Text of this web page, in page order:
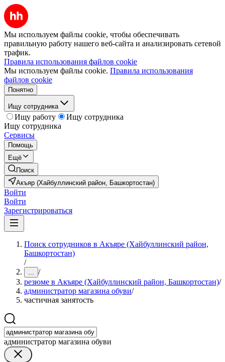
Мы используем файлы cookie, чтобы обеспечивать
правильную работу нашего веб-сайта и анализировать сетевой
трафик.
Правила использования файлов cookie
Мы используем файлы cookie. Правила использования
файлов cookie
Понятно
Ищу сотрудника
Ищу работу
Ищу сотрудника
Ищу сотрудника
Сервисы
Помощь
Ещё
Поиск
Акъяр (Хайбуллинский район, Башкортостан)
Войти
Войти
Зарегистрироваться
Поиск сотрудников в Акъяре (Хайбуллинский район,
Башкортостан)
/
... /
резюме в Акъяре (Хайбуллинский район, Башкортостан)/
администратор магазина обуви/
частичная занятость
администратор магазина обуви